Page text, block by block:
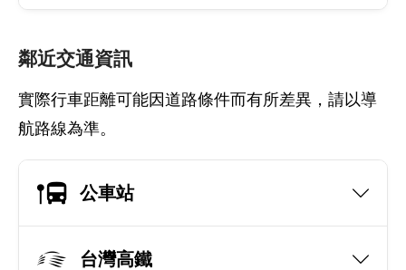
鄰近交通資訊
實際行車距離可能因道路條件而有所差異，請以導
航路線為準。
公車站
台灣高鐵